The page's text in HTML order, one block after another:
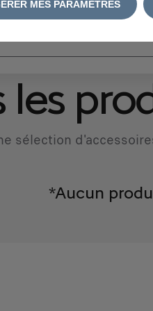
les
sélection
*Aucun
GÉRER MES PARAMÈTRES